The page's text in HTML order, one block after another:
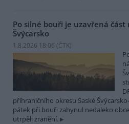
Po silné bouři je uzavřená
Švýcarsko
1.8.2026 18:06 (ČTK)
příhraničního okresu Saské
pátek při bouři zahynul nedaleko
utrpěli zranění.